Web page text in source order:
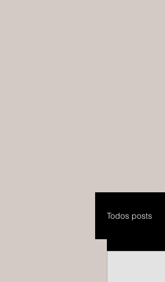
Todos posts